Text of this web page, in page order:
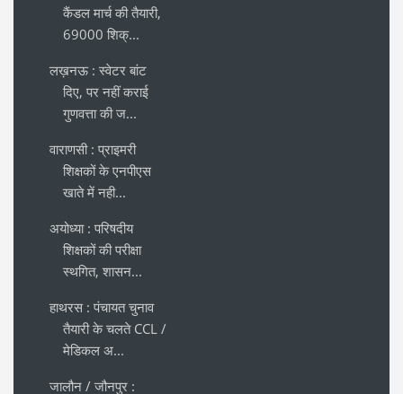
कैंडल मार्च की तैयारी,
69000 शिक्...
लख़नऊ : स्वेटर बांट
दिए, पर नहीं कराई
गुणवत्ता की ज...
वाराणसी : प्राइमरी
शिक्षकों के एनपीएस
खाते में नही...
अयोध्या : परिषदीय
शिक्षकों की परीक्षा
स्थगित, शासन...
हाथरस : पंचायत चुनाव
तैयारी के चलते CCL /
मेडिकल अ...
जालौन / जौनपुर :